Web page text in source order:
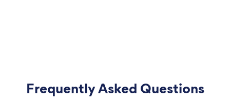
Frequently Asked Questions